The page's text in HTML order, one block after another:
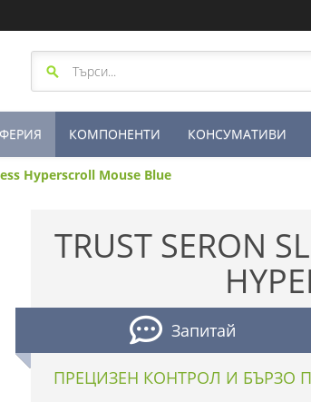
КОМПОНЕНТИ КОНСУМАТИВИ
Hyperscroll Mouse Blue
TRUST SERON
Запитай
ПРЕЦИЗЕН КОНТРОЛ И БЪРЗО